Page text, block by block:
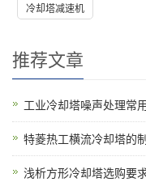
冷却塔减速机
推荐文章
工业冷却塔噪声处理常
特菱热工横流冷却塔的
浅析方形冷却塔选购要